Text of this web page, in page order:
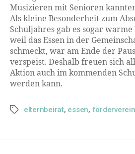
Musizieren mit Senioren
Als kleine Besonderheit zum
Schuljahres gab es sogar
weil das Essen in der
schmeckt, war am Ende der
verspeist. Deshalb freuen sich
Aktion auch im kommenden
werden kann.
elternbeirat, essen, förderverein